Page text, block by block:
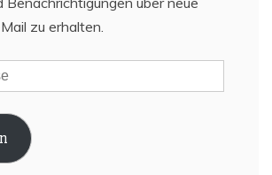
zu erhalten.